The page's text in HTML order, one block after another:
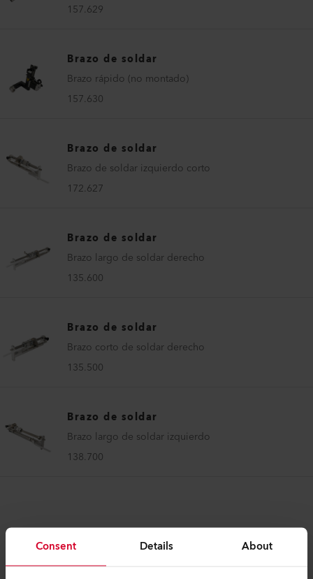
Consent Details About
157.629
Brazo de soldar
Brazo rápido (no montado)
157.630
Brazo de soldar
Brazo de soldar izquierdo corto
172.627
Brazo de soldar
Brazo largo de soldar derecho
135.600
Brazo de soldar
Brazo corto de soldar derecho
135.500
Brazo de soldar
Brazo largo de soldar izquierdo
138.700